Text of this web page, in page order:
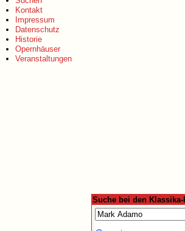
Kontakt
Impressum
Datenschutz
Historie
Opernhäuser
Veranstaltungen
Suche bei den Klassika-